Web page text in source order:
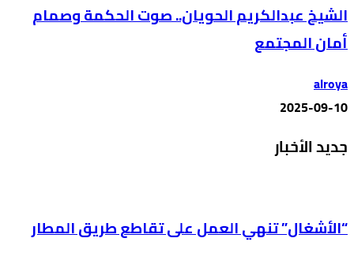
الشيخ عبدالكريم الحويان.. صوت الحكمة وصمام
أمان المجتمع
alroya
2025-09-10
جديد الأخبار
“الأشغال” تنهي العمل على تقاطع طريق المطار